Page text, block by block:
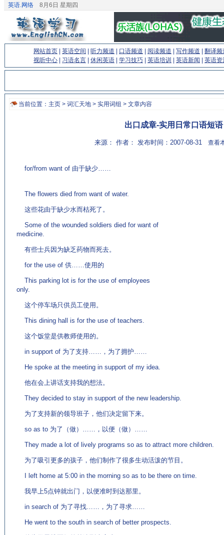
英语.网络 8月6日 星期四
网站首页 英语空间 听力频道 口语频道 阅读频道 写作频道
翻译频
视听中心
习语名言 休闲英语 学习技巧 英语培训 英语新闻 英语资
当前位置： 主页 > 词汇天地 > 实用词组 > 文章内容
出口成章-实用日常口语短语
来源： 作者： 发布时间：2007-08-31 查看
for/from want of 由于缺少……
The flowers died from want of water.
这些花由于缺少水而枯死了。
Some of the wounded soldiers died for want of
medicine.
有些士兵因为缺乏药物而死去。
for the use of 供……使用的
This parking lot is for the use of employees
only.
这个停车场只供员工使用。
This dining hall is for the use of teachers.
这个饭堂是供教师使用的。
in support of 为了支持……，为了拥护……
He spoke at the meeting in support of my idea.
他在会上讲话支持我的想法。
They decided to stay in support of the new leadership.
为了支持新的领导班子，他们决定留下来。
so as to 为了（做）……，以便（做）……
They made a lot of lively programs so as to attract more children.
为了吸引更多的孩子，他们制作了很多生动活泼的节目。
I left home at 5:00 in the morning so as to be there on time.
我早上5点钟就出门，以便准时到达那里。
in search of 为了寻找……，为了寻求……
He went to the south in search of better prospects.